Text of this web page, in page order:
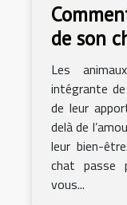
de son
Les
intégrante
de leur
delà de
leur bien-
chat passe
vous...